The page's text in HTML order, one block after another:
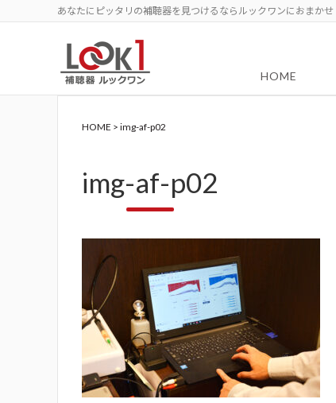
あなたにピッタリの補聴器を見つけるならルックワンにおまか
HOME
HOME > img-af-p02
img-af-p02